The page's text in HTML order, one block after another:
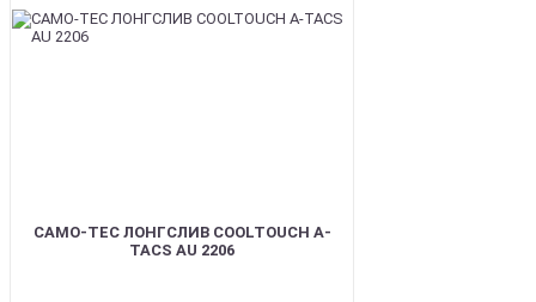
CAMO-TEC ЛОНГСЛИВ COOLTOUCH A-
TACS AU 2206